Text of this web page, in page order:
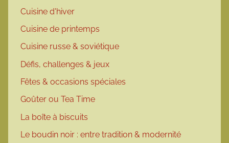
Cuisine d'hiver
Cuisine de printemps
Cuisine russe & soviétique
Défis, challenges & jeux
Fêtes & occasions spéciales
Goûter ou Tea Time
La boîte à biscuits
Le boudin noir : entre tradition & modernité